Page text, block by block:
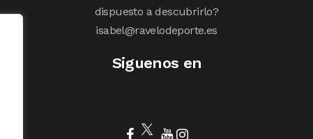
dispuesto a descubrirlo?
isabel@ravelodeporte.es
Siguenos en